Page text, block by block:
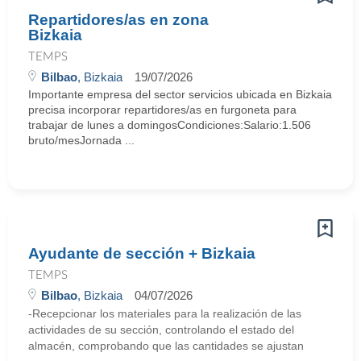
Repartidores/as en zona
Bizkaia
TEMPS
Bilbao, Bizkaia 19/07/2026
Importante empresa del sector servicios ubicada en Bizkaia
precisa incorporar repartidores/as en furgoneta para
trabajar de lunes a domingosCondiciones:Salario:1.506
bruto/mesJornada ...
Ayudante de sección + Bizkaia
TEMPS
Bilbao, Bizkaia 04/07/2026
-Recepcionar los materiales para la realización de las
actividades de su sección, controlando el estado del
almacén, comprobando que las cantidades se ajustan